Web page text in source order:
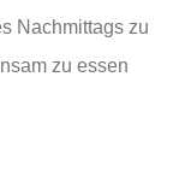
Nachmittags zu
zu essen